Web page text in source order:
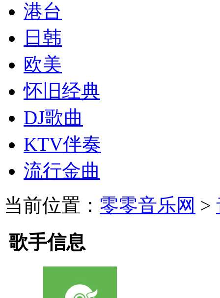
港台
日韩
欧美
怀旧经典
DJ歌曲
KTV伴奏
流行金曲
当前位置： 零零音乐网 >
歌手信息